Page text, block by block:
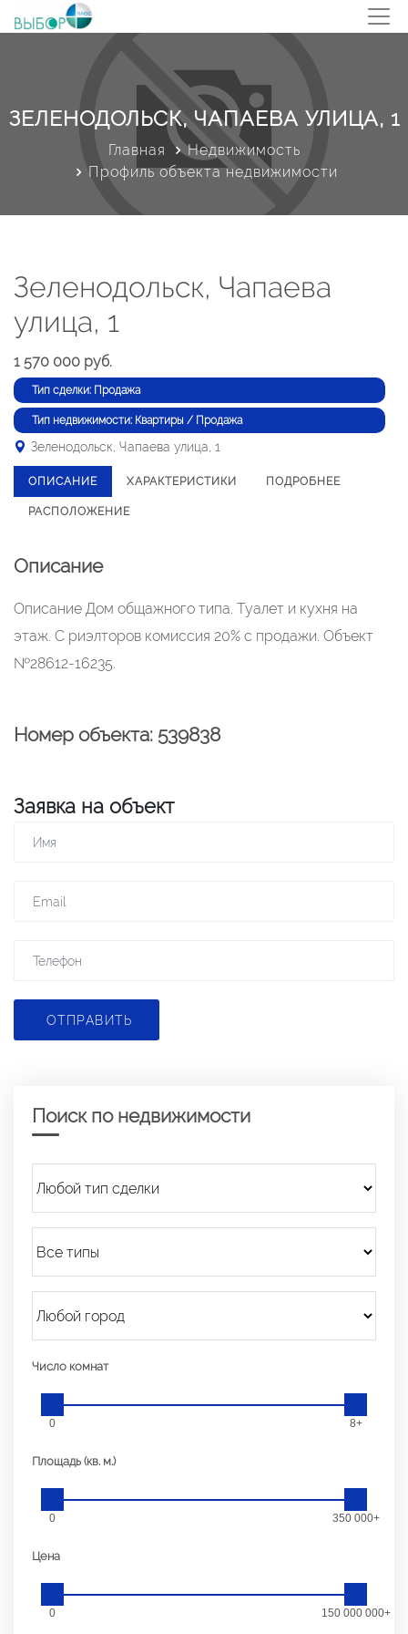
ЗЕЛЕНОДОЛЬСК, ЧАПАЕВА УЛИЦА, 1
Главная
Недвижимость
Профиль объекта недвижимости
Зеленодольск, Чапаева
улица, 1
1 570 000 руб.
Тип сделки: Продажа
Тип недвижимости: Квартиры / Продажа
Зеленодольск, Чапаева улица, 1
ОПИСАНИЕ ХАРАКТЕРИСТИКИ ПОДРОБНЕЕ
РАСПОЛОЖЕНИЕ
Описание
Описание Дом общажного типа. Туалет и кухня на
этаж. С риэлторов комиссия 20% с продажи. Объект
№28612-16235.
Номер объекта: 539838
Заявка на объект
ОТПРАВИТЬ
Поиск по недвижимости
Число комнат
0 8+
Площадь (кв. м.)
0 350 000+
Цена
0 150 000 000+